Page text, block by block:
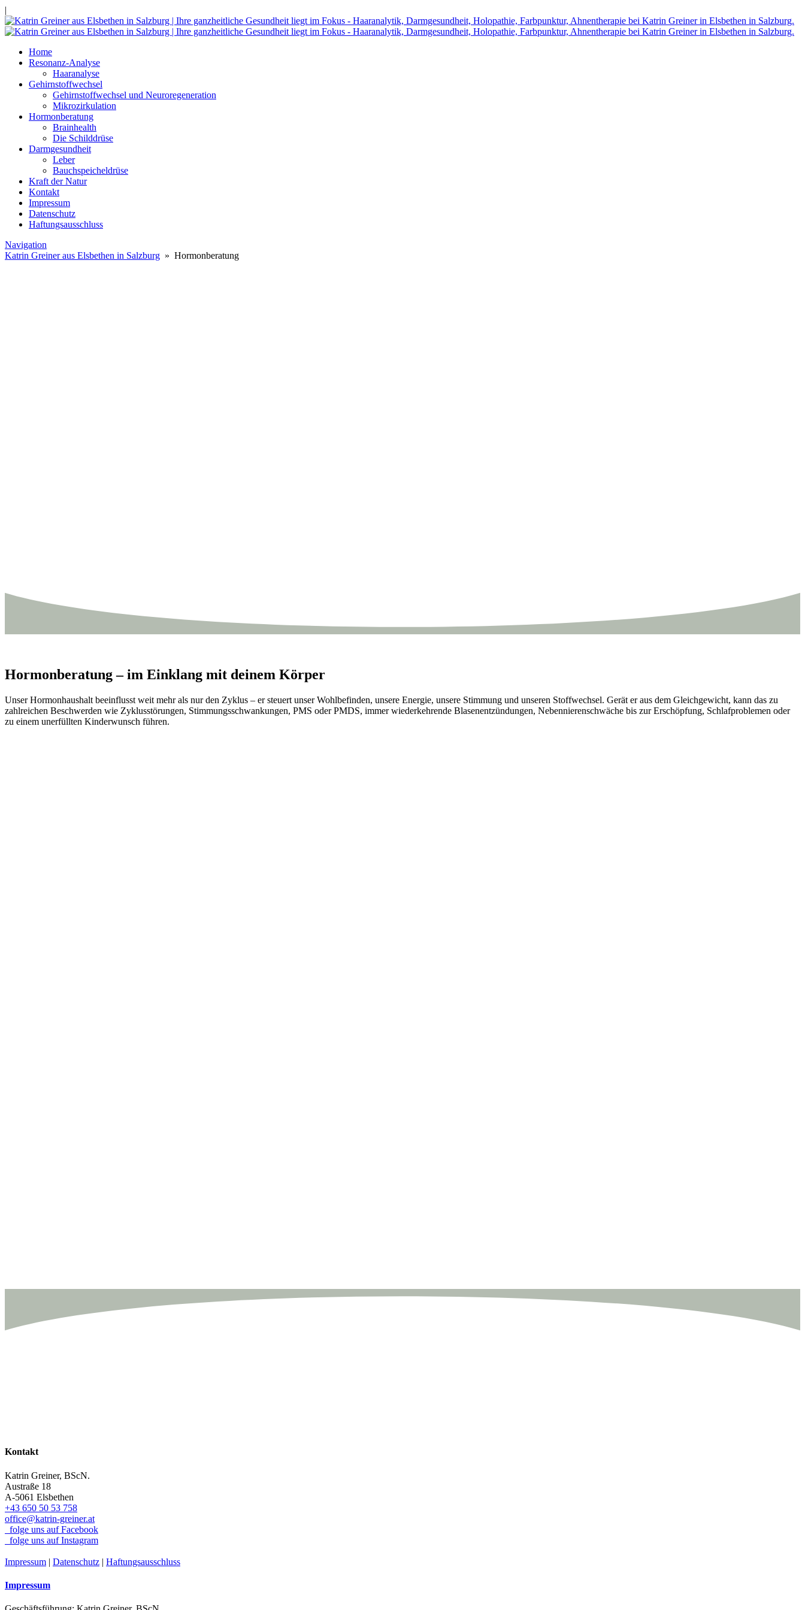
|
Home
Resonanz-Analyse
Haaranalyse
Gehirnstoffwechsel
Gehirnstoffwechsel und Neuroregeneration
Mikrozirkulation
Hormonberatung
Brainhealth
Die Schilddrüse
Darmgesundheit
Leber
Bauchspeicheldrüse
Kraft der Natur
Kontakt
Impressum
Datenschutz
Haftungsausschluss
Navigation
Katrin Greiner aus Elsbethen in Salzburg » Hormonberatung
Hormonberatung – im Einklang mit deinem Körper
Unser Hormonhaushalt beeinflusst weit mehr als nur den Zyklus – er steuert unser Wohlbefinden, unsere Energie, unsere Stimmung und unseren Stoffwechsel. Gerät er aus dem Gleichgewicht, kann das zu
zahlreichen Beschwerden wie Zyklusstörungen, Stimmungsschwankungen, PMS oder PMDS, immer wiederkehrende Blasenentzündungen, Nebennierenschwäche bis zur Erschöpfung, Schlafproblemen oder
zu einem unerfüllten Kinderwunsch führen.
Kontakt
Katrin Greiner, BScN.
Austraße 18
A-5061 Elsbethen
+43 650 50 53 758
office@katrin-greiner.at
folge uns auf Facebook
folge uns auf Instagram
Impressum | Datenschutz | Haftungsausschluss
Impressum